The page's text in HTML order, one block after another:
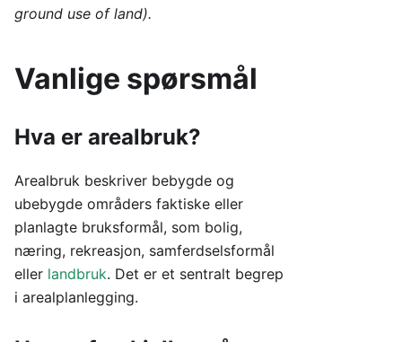
ground use of land).
Vanlige spørsmål
Hva er arealbruk?
Arealbruk beskriver bebygde og
ubebygde områders faktiske eller
planlagte bruksformål, som bolig,
næring, rekreasjon, samferdselsformål
eller landbruk. Det er et sentralt begrep
i arealplanlegging.